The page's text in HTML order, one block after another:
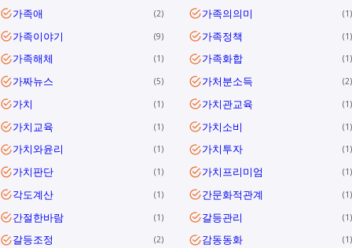
가족애 2 가족의의미 1
가족이야기 9 가족정책 1
가족해체 1 가족화합 1
가짜뉴스 5 가처분소득 2
가치 1 가치관교육 1
가치교육 1 가치소비 1
가치와윤리 1 가치투자 1
가치판단 1 가치프리미엄 1
각도계산 1 간문화적관계 1
간절한바람 1 갈등관리 1
갈등조정 2 감동동화 1